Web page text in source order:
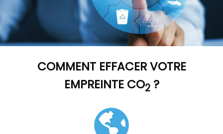
COMMENT EFFACER VOTRE
EMPREINTE CO2?